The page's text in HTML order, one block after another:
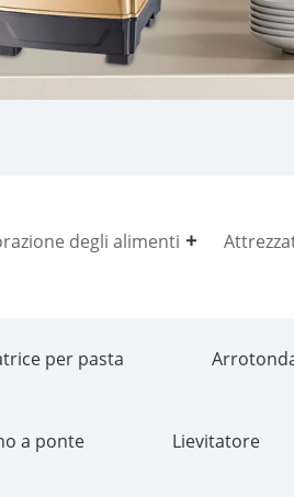
degli alimenti
per pasta
a ponte Lievitatore